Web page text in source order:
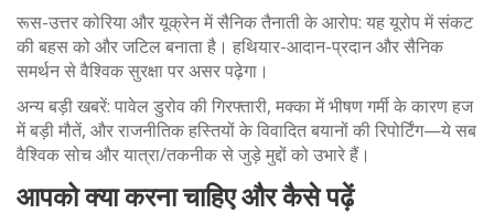
रूस-उत्तर कोरिया और यूक्रेन में सैनिक तैनाती के आरोप: यह यूरोप में संकट
की बहस को और जटिल बनाता है। हथियार-आदान-प्रदान और सैनिक
समर्थन से वैश्विक सुरक्षा पर असर पढ़ेगा।
अन्य बड़ी खबरें: पावेल डुरोव की गिरफ्तारी, मक्का में भीषण गर्मी के कारण हज
में बड़ी मौतें, और राजनीतिक हस्तियों के विवादित बयानों की रिपोर्टिंग—ये सब
वैश्विक सोच और यात्रा/तकनीक से जुड़े मुद्दों को उभारे हैं।
आपको क्या करना चाहिए और कैसे पढ़ें